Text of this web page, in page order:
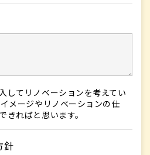
してリノベーションを考えてい
メージやリノベーションの仕
きればと思います。
針